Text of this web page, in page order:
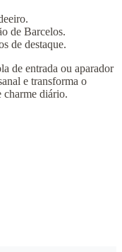
de Barcelos.
de destaque.
de entrada ou aparador
e transforma o
charme diário.